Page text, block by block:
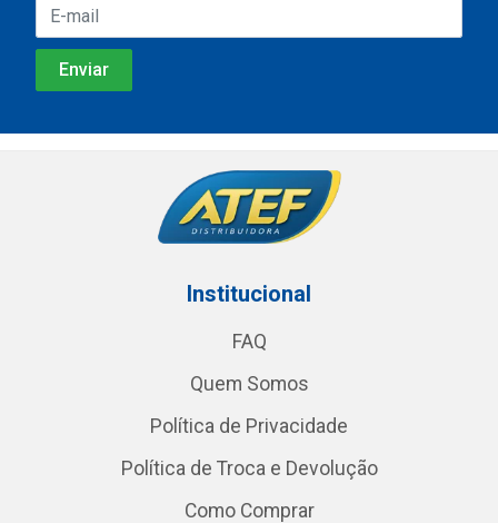
Institucional
FAQ
Quem Somos
Política de Privacidade
Política de Troca e Devolução
Como Comprar